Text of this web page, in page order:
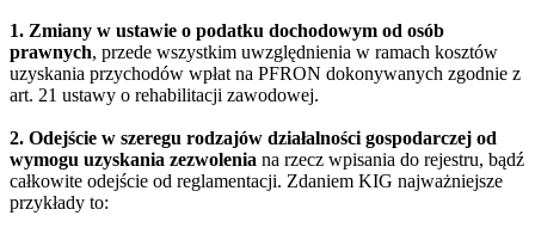
1. Zmiany w ustawie o podatku dochodowym od osób
prawnych, przede wszystkim uwzględnienia w ramach kosztów
uzyskania przychodów wpłat na PFRON dokonywanych zgodnie z
art. 21 ustawy o rehabilitacji zawodowej.
2. Odejście w szeregu rodzajów działalności gospodarczej od
wymogu uzyskania zezwolenia na rzecz wpisania do rejestru, bądź
całkowite odejście od reglamentacji. Zdaniem KIG najważniejsze
przykłady to: